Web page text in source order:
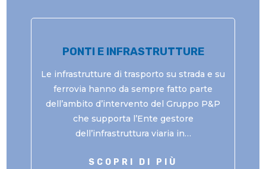
PONTI E INFRASTRUTTURE
Le infrastrutture di trasporto su strada e su
ferrovia hanno da sempre fatto parte
dell’ambito d’intervento del Gruppo P&P
che supporta l’Ente gestore
dell’infrastruttura viaria in…
SCOPRI DI PIÙ